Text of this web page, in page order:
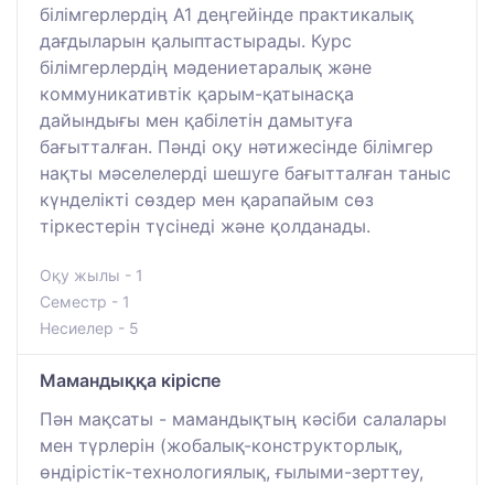
білімгерлердің А1 деңгейінде практикалық
дағдыларын қалыптастырады. Курс
білімгерлердің мәдениетаралық және
коммуникативтік қарым-қатынасқа
дайындығы мен қабілетін дамытуға
бағытталған. Пәнді оқу нәтижесінде білімгер
нақты мәселелерді шешуге бағытталған таныс
күнделікті сөздер мен қарапайым сөз
тіркестерін түсінеді және қолданады.
Оқу жылы - 1
Семестр - 1
Несиелер - 5
Мамандыққа кіріспе
Пән мақсаты - мамандықтың кәсіби салалары
мен түрлерін (жобалық-конструкторлық,
өндірістік-технологиялық, ғылыми-зерттеу,